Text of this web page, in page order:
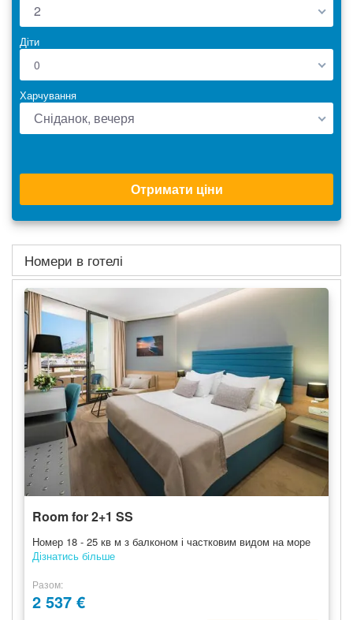
2
Діти
0
Харчування
Сніданок, вечеря
Отримати ціни
Номери в готелі
Room for 2+1 SS
Номер 18 - 25 кв м з балконом і частковим видом на море
Дізнатись більше
Разом
2 537 €